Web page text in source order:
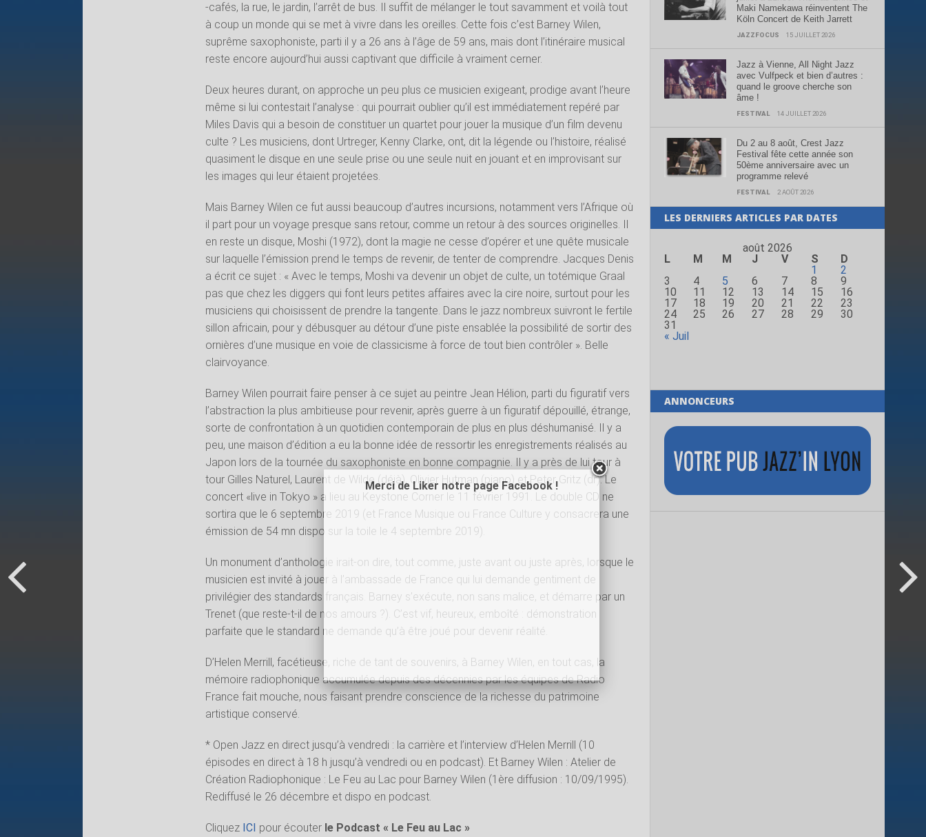
-cafés, la rue, le jardin, l’arrêt de bus. Il suffit de mélanger le tout savamment et voilà tout
à coup un monde qui se met à vivre dans les oreilles. Cette fois c’est Barney Wilen,
suprême saxophoniste, parti il y a 26 ans à l’âge de 59 ans, mais dont l’itinéraire musical
reste encore aujourd’hui aussi captivant que difficile à vraiment cerner.
Deux heures durant, on approche un peu plus ce musicien exigeant, prodige avant l’heure
même si lui contestait l’analyse : qui pourrait oublier qu’il est immédiatement repéré par
Miles Davis qui a besoin de constituer un quartet pour jouer la musique d’un film devenu
culte ? Les musiciens, dont Urtreger, Kenny Clarke, ont, dit la légende ou l’histoire, réalisé
quasiment le disque en une seule prise ou une seule nuit en jouant et en improvisant sur
les images qui leur étaient projetées.
Mais Barney Wilen ce fut aussi beaucoup d’autres incursions, notamment vers l’Afrique où
il part pour un voyage presque sans retour, comme un retour à des sources originelles. Il
en reste un disque, Moshi (1972), dont la magie ne cesse d’opérer et une quête musicale
sur laquelle l’émission prend le temps de revenir, de tenter de comprendre. Jacques Denis
a écrit ce sujet : « Avec le temps, Moshi va devenir un objet de culte, un totémique Graal
pas que chez les diggers qui font leurs petites affaires avec la cire noire, surtout pour les
musiciens qui choisissent de prendre la tangente. Dans le jazz nombreux suivront le fertile
sillon africain, pour y débusquer au détour d’une piste ensablée la possibilité de sortir des
ornières d’une musique en voie de classicisme à force de tout bien contrôler ». Belle
clairvoyance.
Barney Wilen pourrait faire penser à ce sujet au peintre Jean Hélion, parti du figuratif vers
l’abstraction la plus ambitieuse pour revenir, après guerre à un figuratif dépouillé, étrange,
sorte de confrontation à un quotidien contemporain de plus en plus déshumanisé. Il y a
peu, une maison d’édition a eu la bonne idée de ressortir les enregistrements réalisés au
Japon lors de la tournée du saxophoniste en bonne compagnie. Il y a près de lui tour à
tour Gilles Naturel, Laurent de Wilde (déjà), Olivier Hutman (piano) et Peter Gritz (dr). Le
concert «live in Tokyo » a lieu au Keystone Corner le 11 février 1991. Le double CD ne
sortira que le 6 septembre 2019 (et France Musique ou France Culture y consacrera une
émission de 54 mn dispo sur la toile le 4 septembre 2019).
Un monument d’anthologie irait-on dire, tout comme, juste avant ou juste après, lorsque le
musicien est invité à jouer à l’ambassade de France qui lui demande gentiment de
privilégier des standards français. Barney s’exécute, non sans malice, et démarre par un
Trenet (que reste-t-il de nos amours ?). C’est vif, heureux, emboîté : démonstration
parfaite que le standard ne demande qu’à être joué pour devenir réalité.
D’Helen Merrill, facétieuse, riche de tant de souvenirs, à Barney Wilen, en tout cas, la
mémoire radiophonique accumulée depuis des décennies par les équipes de Radio
France fait mouche, nous faisant prendre conscience de la richesse du patrimoine
artistique conservé.
* Open Jazz en direct jusqu’à vendredi : la carrière et l’interview d’Helen Merrill (10
épisodes en direct à 18 h jusqu’à vendredi ou en podcast). Et Barney Wilen : Atelier de
Création Radiophonique : Le Feu au Lac pour Barney Wilen (1ère diffusion : 10/09/1995).
Rediffusé le 26 décembre et dispo en podcast.
Cliquez ICI pour écouter le Podcast « Le Feu au Lac »
Maki Namekawa réinventent The
Köln Concert de Keith Jarrett
JAZZFOCUS 15 JUILLET 2026
Jazz à Vienne, All Night Jazz
avec Vulfpeck et bien d’autres :
quand le groove cherche son
âme !
FESTIVAL 14 JUILLET 2026
Du 2 au 8 août, Crest Jazz
Festival fête cette année son
50ème anniversaire avec un
programme relevé
FESTIVAL 2 AOÛT 2026
LES DERNIERS ARTICLES PAR DATES
août 2026
L
M M J V S
D
1
2
3
4 5 6 7 8
9
10
11 12 13 14 15
16
17
18 19 20 21 22
23
24
25 26 27 28 29
30
31
« Juil
ANNONCEURS
Merci de Liker notre page Facebook !